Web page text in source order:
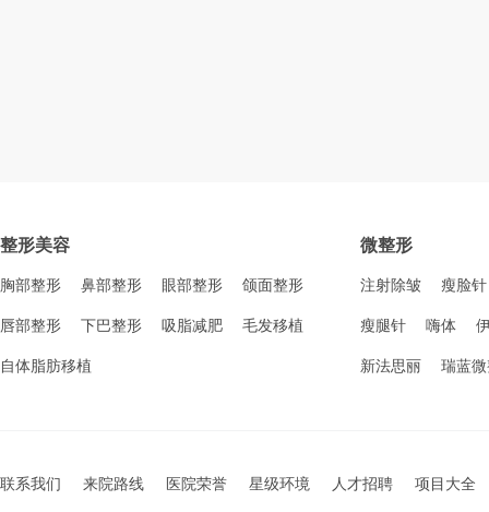
整形美容
胸部整形 鼻部整形 眼部整形 颌面整形
唇部整形 下巴整形 吸脂减肥 毛发移植
自体脂肪移植
微整形
注射除皱 瘦脸针
瘦腿针 嗨体
新法思丽 瑞蓝
联系我们 来院路线 医院荣誉 星级环境 人才招聘 项目大全